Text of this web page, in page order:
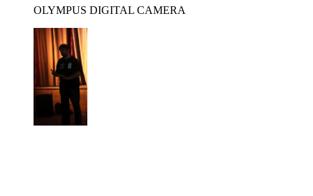
OLYMPUS DIGITAL CAMERA